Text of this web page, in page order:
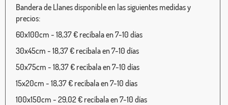
Bandera de Llanes disponible en las siguientes medidas y
precios:
60x100cm - 18,37 € recíbala en 7-10 días
30x45cm - 18,37 € recíbala en 7-10 días
50x75cm - 18,37 € recíbala en 7-10 días
15x20cm - 18,37 € recíbala en 7-10 días
100x150cm - 29,02 € recíbala en 7-10 días